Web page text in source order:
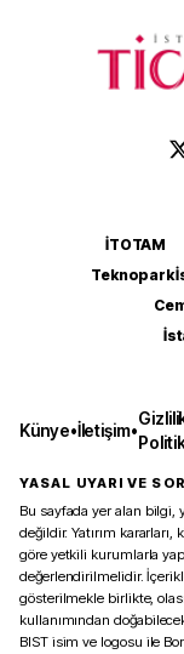
İTOTAM
Teknopark
Künye•İletişim•
YASAL UYARI VE
Bu sayfada yer alan bilgi,
değildir. Yatırım
göre yetkili kurumlarla
değerlendirilmelidir.
gösterilmekle birlikte,
kullanımından
BIST isim ve logosu ile